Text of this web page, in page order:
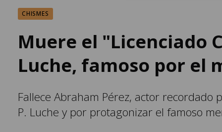
CHISMES
Muere el "Licenciado
Luche, famoso por el
Fallece Abraham Pérez, actor
P. Luche y por protagonizar el famoso